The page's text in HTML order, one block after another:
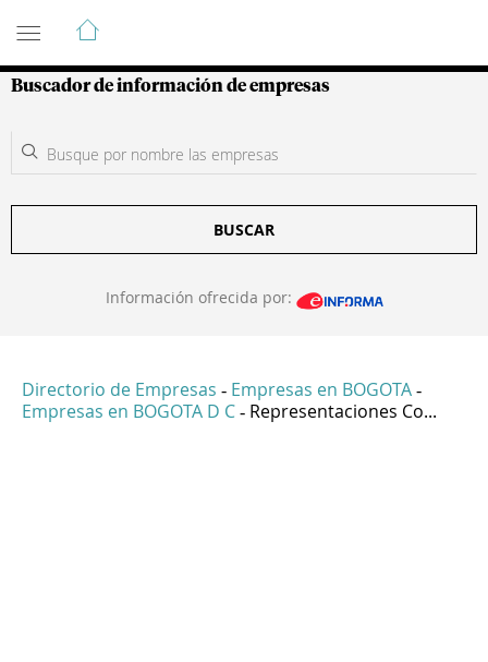
Guía de Empresas Colombianas
Buscador de información de empresas
BUSCAR
Información ofrecida por:
Directorio de Empresas - Empresas en BOGOTA -
Empresas en BOGOTA D C - Representaciones Co...